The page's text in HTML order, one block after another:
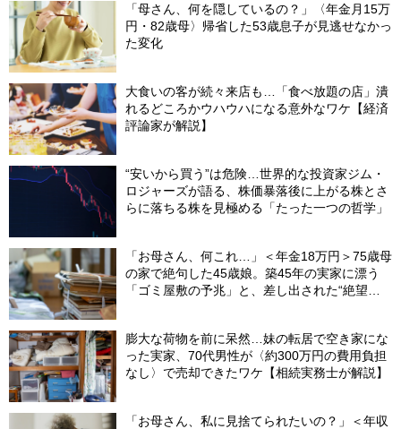
「母さん、何を隠しているの？」〈年金月15万
円・82歳母〉帰省した53歳息子が見逃せなかっ
た変化
大食いの客が続々来店も…「食べ放題の店」潰
れるどころかウハウハになる意外なワケ【経済
評論家が解説】
“安いから買う”は危険…世界的な投資家ジム・
ロジャーズが語る、株価暴落後に上がる株とさ
らに落ちる株を見極める「たった一つの哲学」
「お母さん、何これ…」＜年金18万円＞75歳母
の家で絶句した45歳娘。築45年の実家に漂う
「ゴミ屋敷の予兆」と、差し出された“絶望の
膨大な荷物を前に呆然…妹の転居で空き家にな
った実家、70代男性が〈約300万円の費用負担
なし〉で売却できたワケ【相続実務士が解説】
「お母さん、私に見捨てられたいの？」＜年収